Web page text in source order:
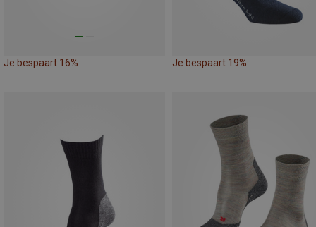
Je bespaart 16% Je bespaart 19%